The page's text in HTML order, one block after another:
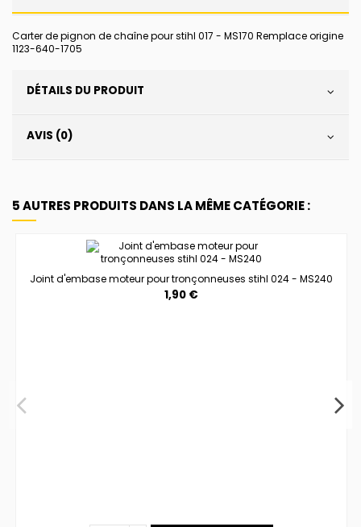
Carter de pignon de chaîne pour stihl 017 - MS170 Remplace origine
1123-640-1705
DÉTAILS DU PRODUIT
AVIS (0)
5 AUTRES PRODUITS DANS LA MÊME CATÉGORIE :
Joint d'embase moteur pour tronçonneuses stihl 024 - MS240
1,90 €